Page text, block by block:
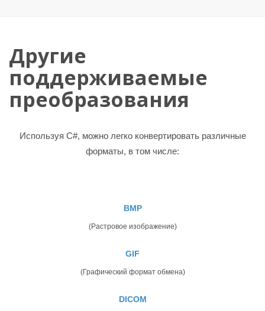
Другие
поддерживаемые
преобразования
Используя C#, можно легко конвертировать различные
форматы, в том числе:
BMP
(Растровое изображение)
GIF
(Графический формат обмена)
DICOM